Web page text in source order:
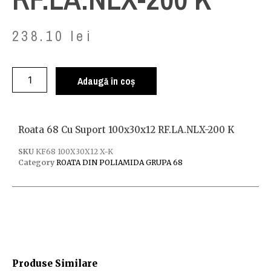
238.10 lei
Adaugă în coș
Produse Similare
Roata 68 Cu Suport 100x30x12 RF.LA.NLX-200 K
SKU KF68 100X30X12 X-K
Category ROATA DIN POLIAMIDA GRUPA 68